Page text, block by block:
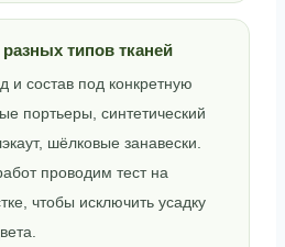
типов тканей
и состав под конкретную
портьеры, синтетический
шёлковые занавески.
проводим тест на
чтобы исключить усадку